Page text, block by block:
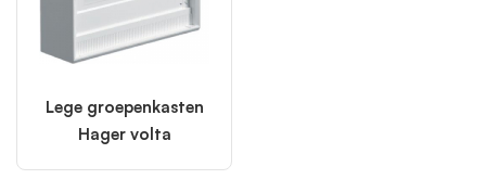
Lege groepenkasten
Hager volta